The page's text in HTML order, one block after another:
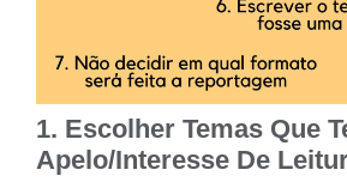
1. Escolher Temas Que
Apelo/interesse De